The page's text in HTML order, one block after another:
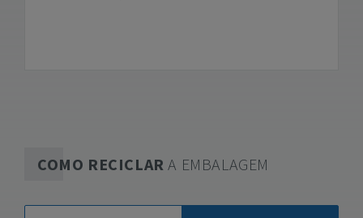
COMO RECICLAR A EMBALAGEM